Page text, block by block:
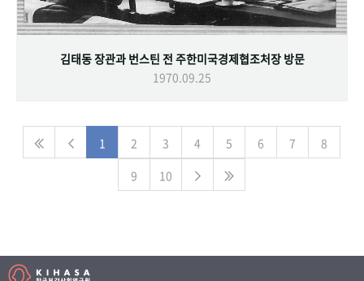
김태동 장관과 번스틴 전 주한미국경제협조처장 방문
1970.09.25
1 2 3 4 5 6 7
8
9
10